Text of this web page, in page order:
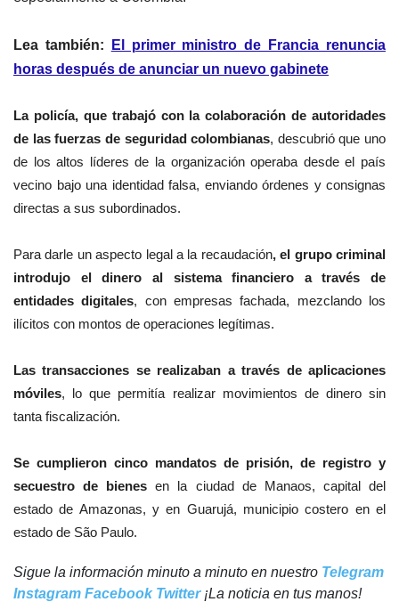
Lea también:
El primer ministro de Francia renuncia
horas después de anunciar un nuevo gabinete
La policía, que trabajó con la colaboración de autoridades
de las fuerzas de seguridad colombianas, descubrió que uno
de los altos líderes de la organización operaba desde el país
vecino bajo una identidad falsa, enviando órdenes y consignas
directas a sus subordinados.
Para darle un aspecto legal a la recaudación, el grupo criminal
introdujo el dinero al sistema financiero a través de
entidades digitales, con empresas fachada, mezclando los
ilícitos con montos de operaciones legítimas.
Las transacciones se realizaban a través de aplicaciones
móviles, lo que permitía realizar movimientos de dinero sin
tanta fiscalización.
Se cumplieron cinco mandatos de prisión, de registro y
secuestro de bienes en la ciudad de Manaos, capital del
estado de Amazonas, y en Guarujá, municipio costero en el
estado de São Paulo.
Sigue la información minuto a minuto en nuestro Telegram
Instagram Facebook Twitter¡La noticia en tus manos!